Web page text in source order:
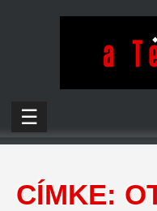
☰
CÍMKE: